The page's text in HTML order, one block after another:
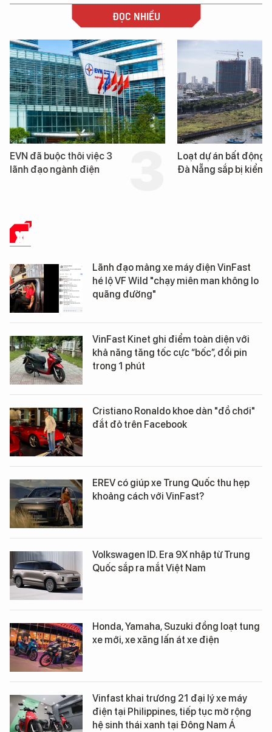
ĐỌC NHIỀU
EVN đã buộc thôi việc 3
lãnh đạo ngành điện
Loạt dự án bất động
Đà Nẵng sắp bị kiểm
XE
Lãnh đạo mảng xe máy điện VinFast
hé lộ VF Wild "chạy miên man không lo
quãng đường"
VinFast Kinet ghi điểm toàn diện với
khả năng tăng tốc cực “bốc”, đổi pin
trong 1 phút
Cristiano Ronaldo khoe dàn "đồ chơi"
đắt đỏ trên Facebook
EREV có giúp xe Trung Quốc thu hẹp
khoảng cách với VinFast?
Volkswagen ID. Era 9X nhập từ Trung
Quốc sắp ra mắt Việt Nam
Honda, Yamaha, Suzuki đồng loạt tung
xe mới, xe xăng lấn át xe điện
Vinfast khai trương 21 đại lý xe máy
điện tại Philippines, tiếp tục mở rộng
hệ sinh thái xanh tại Đông Nam Á